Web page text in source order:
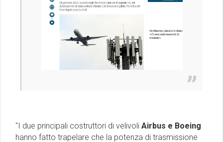
"I due principali costruttori di velivoli Airbus e Boeing
hanno fatto trapelare che la potenza di trasmissione